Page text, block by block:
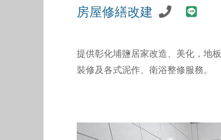
房屋修繕改建
提供彰化埔鹽居家改造、美化，地板
裝修及各式泥作、衛浴整修服務。